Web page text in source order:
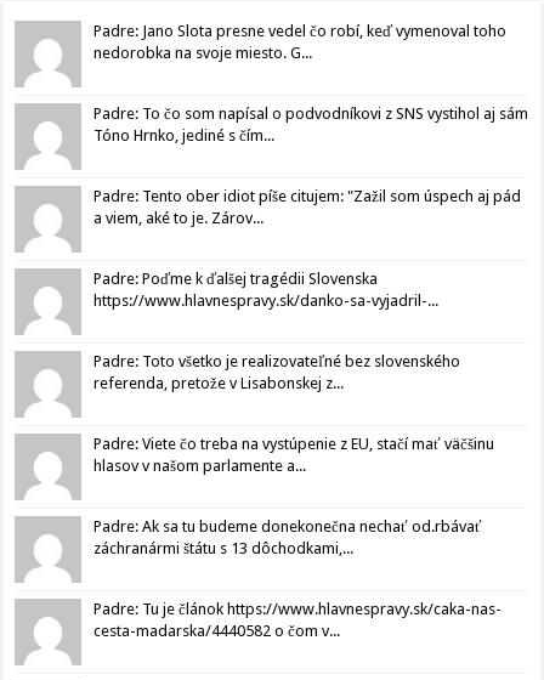
Padre: Jano Slota presne vedel čo robí, keď vymenoval toho
nedorobka na svoje miesto. G...
Padre: To čo som napísal o podvodníkovi z SNS vystihol aj sám
Tóno Hrnko, jediné s čím...
Padre: Tento ober idiot píše citujem: "Zažil som úspech aj pád
a viem, aké to je. Zárov...
Padre: Poďme k ďalšej tragédii Slovenska
https://www.hlavnespravy.sk/danko-sa-vyjadril-...
Padre: Toto všetko je realizovateľné bez slovenského
referenda, pretože v Lisabonskej z...
Padre: Viete čo treba na vystúpenie z EU, stačí mať väčšinu
hlasov v našom parlamente a...
Padre: Ak sa tu budeme donekonečna nechať od.rbávať
záchranármi štátu s 13 dôchodkami,...
Padre: Tu je článok https://www.hlavnespravy.sk/caka-nas-
cesta-madarska/4440582 o čom v...